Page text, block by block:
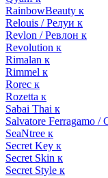
RainbowBeauty к
Relouis / Релуи к
Revlon / Ревлон к
Revolution к
Rimalan к
Rimmel к
Rorec к
Rozetta к
Sabai Thai к
Salvatore Ferragamo /
SeaNtree к
Secret Key к
Secret Skin к
Secret Style к